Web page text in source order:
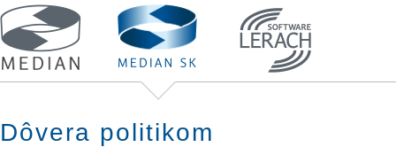
Dôvera politikom